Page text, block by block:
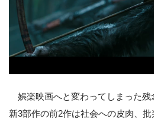
娯楽映画へと変わってしまった残
新3部作の前2作は社会への皮肉、